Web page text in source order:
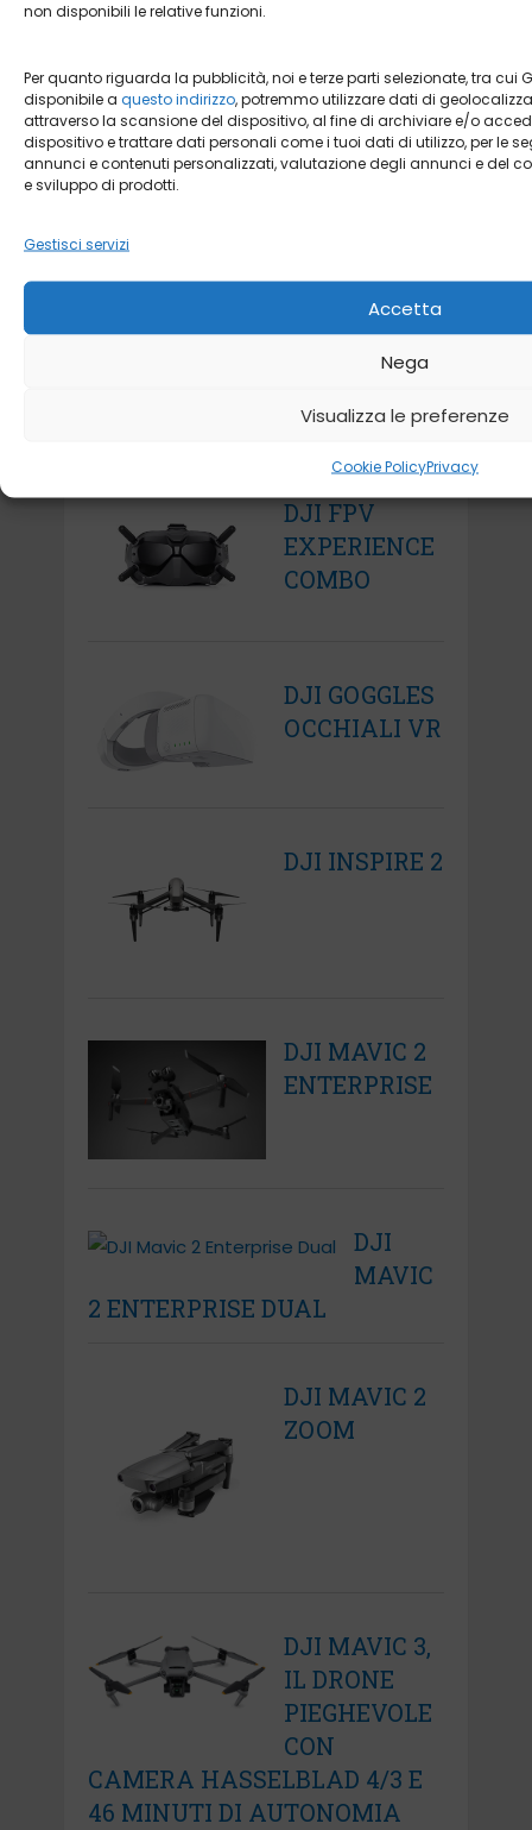
non disponibili le relative funzioni.
Per quanto riguarda la pubblicità, noi e terze parti selezionate, tra cui
disponibile a questo indirizzo, potremmo utilizzare dati di
attraverso la scansione del dispositivo, al fine di archiviare e/o
dispositivo e trattare dati personali come i tuoi dati di utilizzo, per le
annunci e contenuti personalizzati, valutazione degli annunci e del
e sviluppo di prodotti.
Gestisci servizi
Accetta
Nega
Visualizza le preferenze
Cookie PolicyPrivacy
OSMO
POCKET
DJI FPV
EXPERIENCE
COMBO
DJI GOGGLES
OCCHIALI VR
DJI INSPIRE 2
DJI MAVIC 2
ENTERPRISE
DJI
MAVIC
2 ENTERPRISE DUAL
DJI MAVIC 2
ZOOM
DJI MAVIC 3,
IL DRONE
PIEGHEVOLE
CON
CAMERA HASSELBLAD 4/3 E
46 MINUTI DI AUTONOMIA